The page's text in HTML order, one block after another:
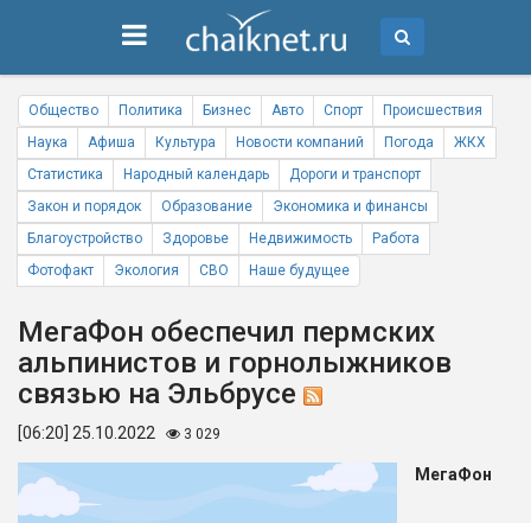
Общество Политика Бизнес Авто Спорт
Происшествия
Наука
Афиша Культура Новости компаний Погода
ЖКХ
Статистика
Народный календарь
Дороги и транспорт
Закон и порядок
Образование
Экономика и финансы
Благоустройство
Здоровье Недвижимость
Работа
Фотофакт
Экология СВО Наше будущее
МегаФон обеспечил пермских
альпинистов и горнолыжников
связью на Эльбрусе
[06:20] 25.10.2022 3 029
МегаФон